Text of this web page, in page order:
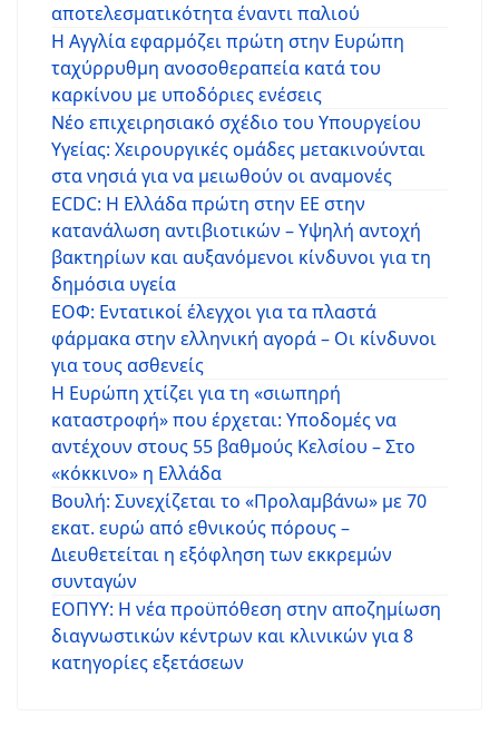
αποτελεσματικότητα έναντι παλιού
Η Αγγλία εφαρμόζει πρώτη στην Ευρώπη
ταχύρρυθμη ανοσοθεραπεία κατά του
καρκίνου με υποδόριες ενέσεις
Νέο επιχειρησιακό σχέδιο του Υπουργείου
Υγείας: Χειρουργικές ομάδες μετακινούνται
στα νησιά για να μειωθούν οι αναμονές
ECDC: Η Ελλάδα πρώτη στην ΕΕ στην
κατανάλωση αντιβιοτικών – Υψηλή αντοχή
βακτηρίων και αυξανόμενοι κίνδυνοι για τη
δημόσια υγεία
ΕΟΦ: Εντατικοί έλεγχοι για τα πλαστά
φάρμακα στην ελληνική αγορά – Οι κίνδυνοι
για τους ασθενείς
Η Ευρώπη χτίζει για τη «σιωπηρή
καταστροφή» που έρχεται: Υποδομές να
αντέχουν στους 55 βαθμούς Κελσίου – Στο
«κόκκινο» η Ελλάδα
Βουλή: Συνεχίζεται το «Προλαμβάνω» με 70
εκατ. ευρώ από εθνικούς πόρους –
Διευθετείται η εξόφληση των εκκρεμών
συνταγών
ΕΟΠΥΥ: Η νέα προϋπόθεση στην αποζημίωση
διαγνωστικών κέντρων και κλινικών για 8
κατηγορίες εξετάσεων